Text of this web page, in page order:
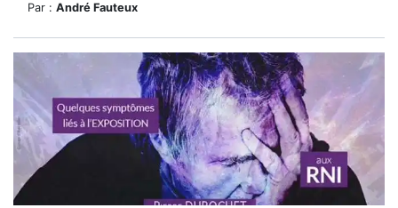
Par : André Fauteux